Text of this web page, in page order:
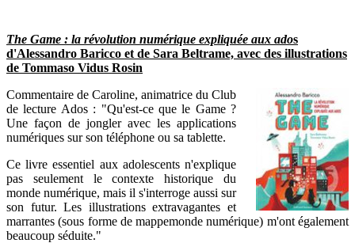
The Game : la révolution numérique expliquée aux ados
d'Alessandro Baricco et de Sara Beltrame, avec des illustrations
de Tommaso Vidus Rosin
Commentaire de Caroline, animatrice du Club
de lecture Ados : "Qu'est-ce que le Game ?
Une façon de jongler avec les applications
numériques sur son téléphone ou sa tablette.
Ce livre essentiel aux adolescents n'explique
pas seulement le contexte historique du
monde numérique, mais il s'interroge aussi sur
son futur. Les illustrations extravagantes et
marrantes (sous forme de mappemonde numérique) m'ont également
beaucoup séduite."